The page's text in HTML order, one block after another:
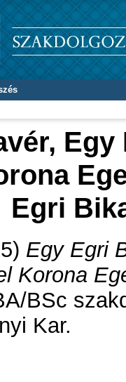
Egri
Egy Egri
Korona
BSc
Kar.